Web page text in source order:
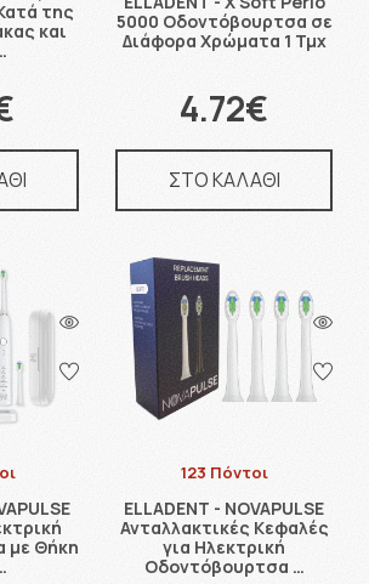
της
και
5000 Οδοντόβουρτσα σε
Διάφορα Χρώματα 1 Τμχ
4.72€
ΣΤΟ ΚΑΛΑΘΙ
με Θήκη
123 Πόντοι
ELLADENT - NOVAPULSE
Ανταλλακτικές Κεφαλές
για Ηλεκτρική
Οδοντόβουρτσα …